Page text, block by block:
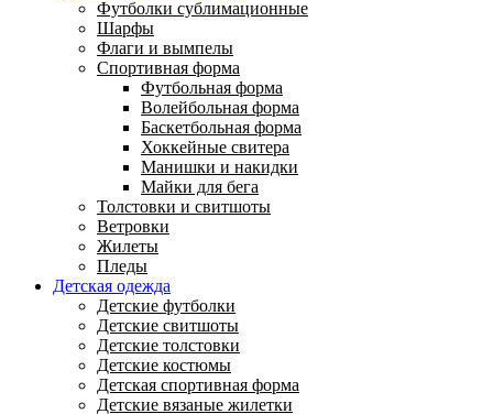
Футболки сублимационные
Шарфы
Флаги и вымпелы
Спортивная форма
Футбольная форма
Волейбольная форма
Баскетбольная форма
Хоккейные свитера
Манишки и накидки
Майки для бега
Толстовки и свитшоты
Ветровки
Жилеты
Пледы
Детская одежда
Детские футболки
Детские свитшоты
Детские толстовки
Детские костюмы
Детская спортивная форма
Детские вязаные жилетки